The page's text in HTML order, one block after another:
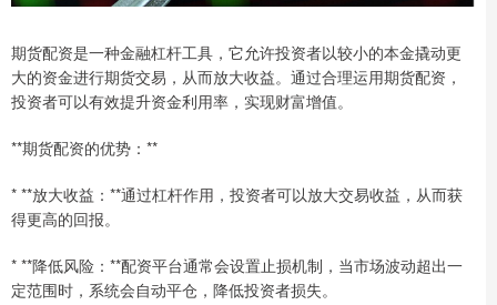
期货配资是一种金融杠杆工具，它允许投资者以较小的本金撬动更
大的资金进行期货交易，从而放大收益。通过合理运用期货配资，
投资者可以有效提升资金利用率，实现财富增值。
**期货配资的优势：**
* **放大收益：**通过杠杆作用，投资者可以放大交易收益，从而获
得更高的回报。
* **降低风险：**配资平台通常会设置止损机制，当市场波动超出一
定范围时，系统会自动平仓，降低投资者损失。